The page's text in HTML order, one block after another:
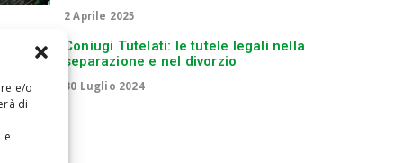
e/o
di
e
2 Aprile 2025
Coniugi Tutelati: le tutele legali nella
separazione e nel divorzio
30 Luglio 2024